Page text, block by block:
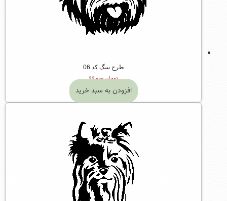
طرح سگ کد 06
تومان۹۹,۰۰۰
افزودن به سبد خرید